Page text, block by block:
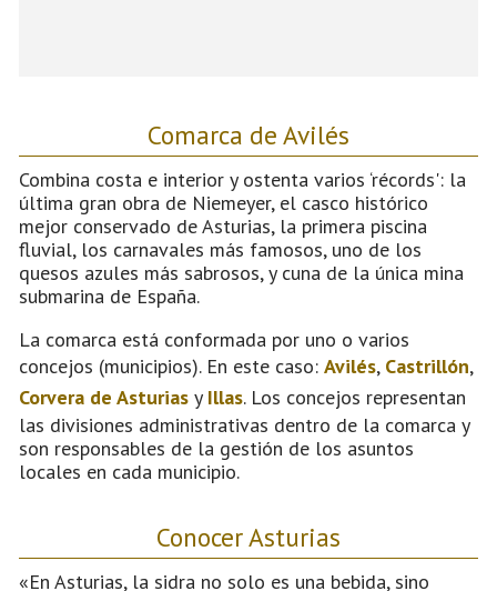
Comarca de Avilés
Combina costa e interior y ostenta varios ‘récords': la
última gran obra de Niemeyer, el casco histórico
mejor conservado de Asturias, la primera piscina
fluvial, los carnavales más famosos, uno de los
quesos azules más sabrosos, y cuna de la única mina
submarina de España.
La comarca está conformada por uno o varios
concejos (municipios). En este caso: Avilés, Castrillón,
Corvera de Asturias y Illas. Los concejos representan
las divisiones administrativas dentro de la comarca y
son responsables de la gestión de los asuntos
locales en cada municipio.
Conocer Asturias
«En Asturias, la sidra no solo es una bebida, sino